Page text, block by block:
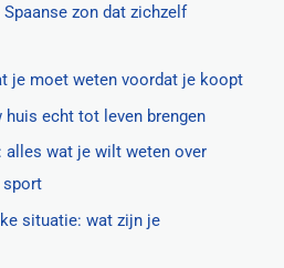
zon dat zichzelf
je moet weten voordat je koopt
echt tot leven brengen
alles wat je wilt weten over
sport
situatie: wat zijn je